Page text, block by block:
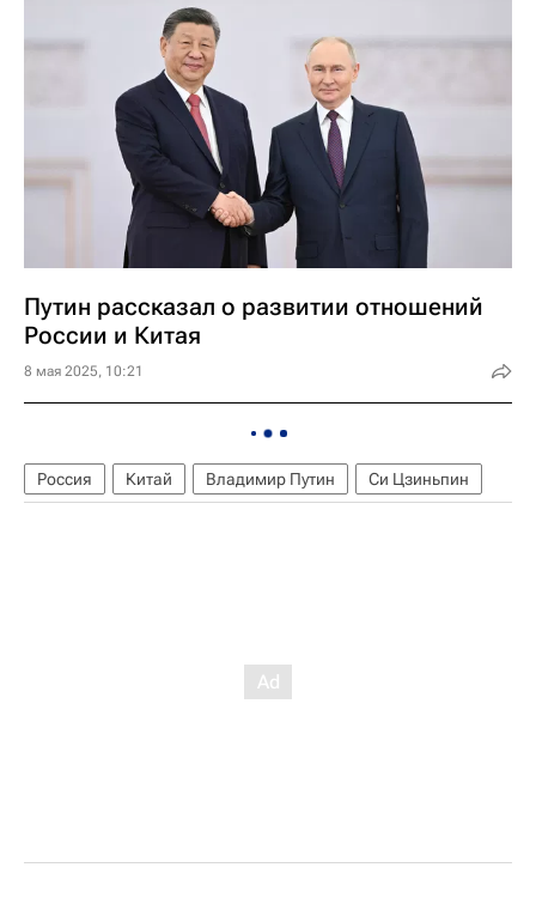
Путин рассказал о развитии отношений
России и Китая
8 мая 2025, 10:21
Россия Китай Владимир Путин Си Цзиньпин